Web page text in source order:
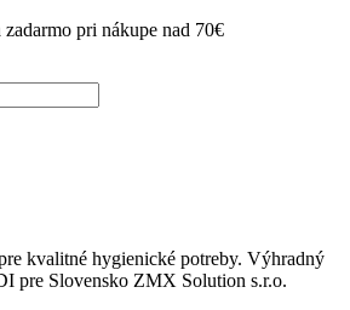
pri nákupe nad 70€
kvalitné hygienické potreby. Výhradný
pre Slovensko ZMX Solution s.r.o.